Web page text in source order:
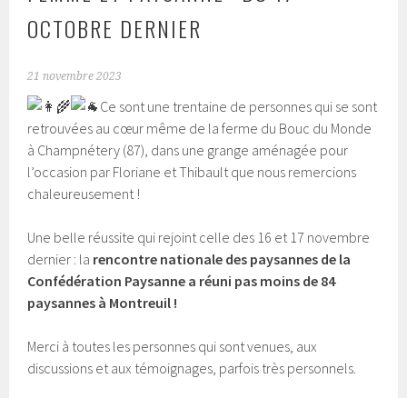
OCTOBRE DERNIER
21 novembre 2023
Ce sont une trentaine de personnes qui se sont
retrouvées au cœur même de la ferme du Bouc du Monde
à Champnétery (87), dans une grange aménagée pour
l’occasion par Floriane et Thibault que nous remercions
chaleureusement !
Une belle réussite qui rejoint celle des 16 et 17 novembre
dernier : la rencontre nationale des paysannes de la
Confédération Paysanne a réuni pas moins de 84
paysannes à Montreuil !
Merci à toutes les personnes qui sont venues, aux
discussions et aux témoignages, parfois très personnels.